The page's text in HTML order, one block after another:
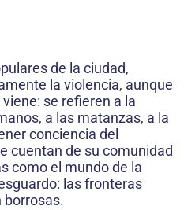
de la ciudad,
la violencia, aunque
se refieren a la
a las matanzas, a la
conciencia del
cuentan de su comunidad
como el mundo de la
las fronteras
borrosas.